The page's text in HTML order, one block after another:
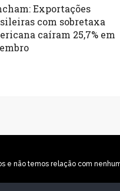
Exportações
com sobretaxa
caíram 25,7% em
e não temos relação com